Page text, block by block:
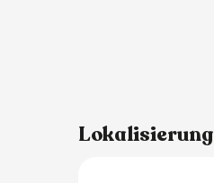
Lokalisierung